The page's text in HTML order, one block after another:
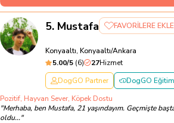
5. Mustafa FAVORİLERE EKLE
Konyaaltı, Konyaaltı/Ankara
5.00/5 (6) 27Hizmet
DogGO Partner
DogGO
Pozitif, Hayvan Sever, Köpek Dostu
"Merhaba, ben Mustafa, 21 yaşındayım. Geçmişte
oldu..."